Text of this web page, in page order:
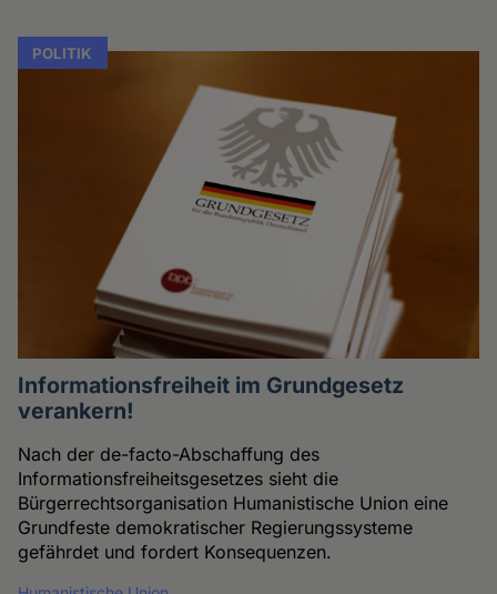
POLITIK
Informationsfreiheit im Grundgesetz
verankern!
Nach der de-facto-Abschaffung des
Informationsfreiheitsgesetzes sieht die
Bürgerrechtsorganisation Humanistische Union eine
Grundfeste demokratischer Regierungssysteme
gefährdet und fordert Konsequenzen.